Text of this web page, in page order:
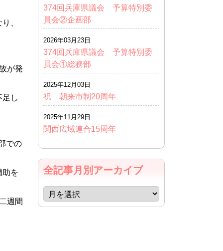
、
が発
し
での
助を
週間
374回兵庫県議会 予算特別委
員会②企画部
2026年03月23日
374回兵庫県議会 予算特別委
員会①総務部
2025年12月03日
祝 朝来市制20周年
2025年11月29日
関西広域連合15周年
全記事月別アーカイブ